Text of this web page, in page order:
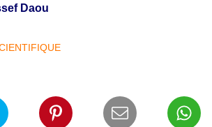
Daou